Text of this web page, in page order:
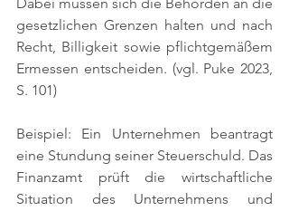
gesetzlichen Grenzen halten und nach
Recht, Billigkeit sowie pflichtgemäßem
Ermessen entscheiden. (vgl. Puke 2023,
S. 101)
Beispiel: Ein Unternehmen beantragt
eine Stundung seiner Steuerschuld. Das
Finanzamt prüft die wirtschaftliche
Situation des Unternehmens und